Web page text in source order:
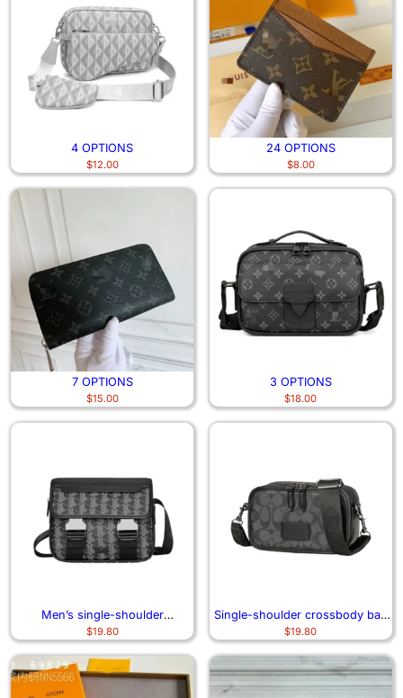
4 OPTIONS
$12.00
24 OPTIONS
$8.00
7 OPTIONS
$15.00
3 OPTIONS
$18.00
Men’s single-shoulder
crossbody bag 6994
$19.80
Single-shoulder crossbody bag
and small backpack 1106
$19.80